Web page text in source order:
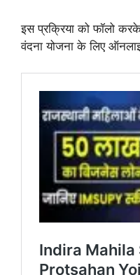
इस प्रक्रिया को फॉलो
वंदना योजना के लिए